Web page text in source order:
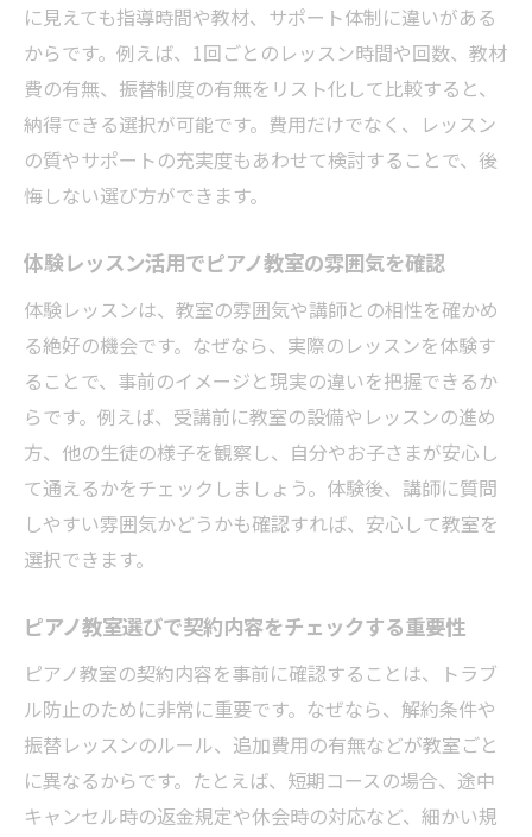
に見えても指導時間や教材、サポート体制に違いがある
からです。例えば、1回ごとのレッスン時間や回数、教材
費の有無、振替制度の有無をリスト化して比較すると、
納得できる選択が可能です。費用だけでなく、レッスン
の質やサポートの充実度もあわせて検討することで、後
悔しない選び方ができます。
体験レッスン活用でピアノ教室の雰囲気を確認
体験レッスンは、教室の雰囲気や講師との相性を確かめ
る絶好の機会です。なぜなら、実際のレッスンを体験す
ることで、事前のイメージと現実の違いを把握できるか
らです。例えば、受講前に教室の設備やレッスンの進め
方、他の生徒の様子を観察し、自分やお子さまが安心し
て通えるかをチェックしましょう。体験後、講師に質問
しやすい雰囲気かどうかも確認すれば、安心して教室を
選択できます。
ピアノ教室選びで契約内容をチェックする重要性
ピアノ教室の契約内容を事前に確認することは、トラブ
ル防止のために非常に重要です。なぜなら、解約条件や
振替レッスンのルール、追加費用の有無などが教室ごと
に異なるからです。たとえば、短期コースの場合、途中
キャンセル時の返金規定や休会時の対応など、細かい規